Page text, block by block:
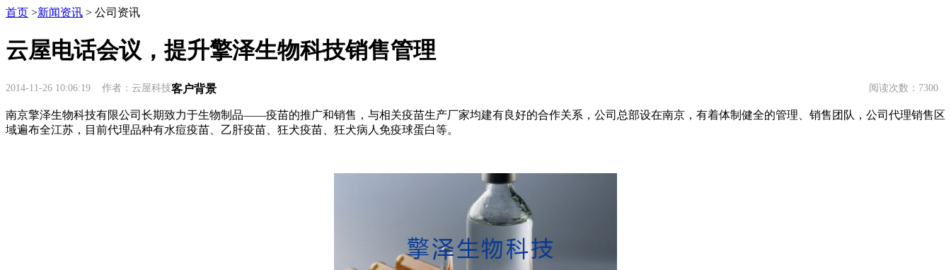
首页 >新闻资讯 > 公司资讯
云屋电话会议，提升擎泽生物科技销售管理
2014-11-26 10:06:19 作者：云屋科技 阅读次数：7300
客户背景
南京擎泽生物科技有限公司长期致力于生物制品——疫苗的推广和销售，与相关疫苗生产厂家均建有良好的合作关系，公司总部设在南京，有着体制健全的管理、销售团队，公司代理销售区
域遍布全江苏，目前代理品种有水痘疫苗、乙肝疫苗、狂犬疫苗、狂犬病人免疫球蛋白等。